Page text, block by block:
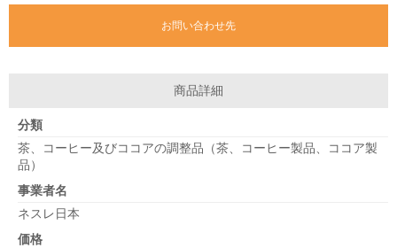
お問い合わせ先
商品詳細
分類
茶、コーヒー及びココアの調整品（茶、コーヒー製品、ココア製
品）
事業者名
ネスレ日本
価格